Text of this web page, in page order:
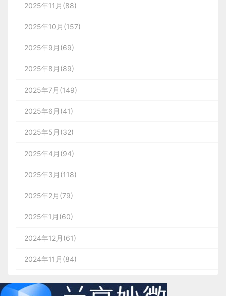
2025年11月(88)
2025年10月(157)
2025年9月(69)
2025年8月(89)
2025年7月(149)
2025年6月(41)
2025年5月(32)
2025年4月(94)
2025年3月(118)
2025年2月(79)
2025年1月(60)
2024年12月(61)
2024年11月(84)